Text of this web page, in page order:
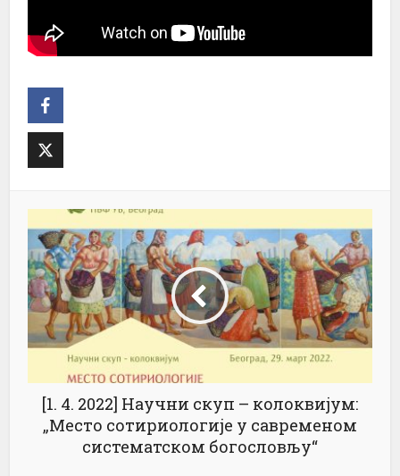
[1. 4. 2022] Научни скуп – колоквијум:
„Место сотириологије у савременом
систематском богословљу“